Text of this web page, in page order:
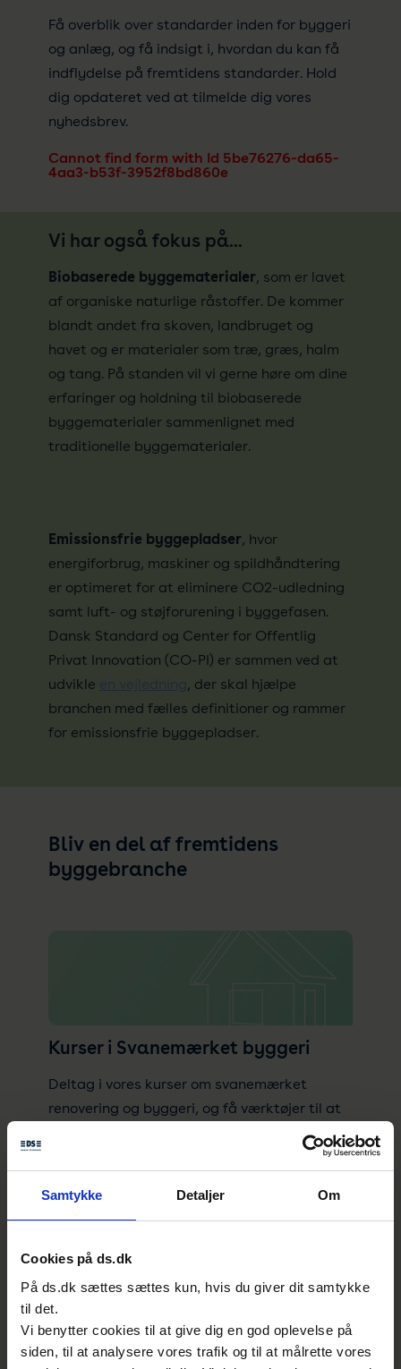
Samtykke Detaljer Om
Cookies på ds.dk
På ds.dk sættes sættes kun, hvis du giver dit samtykke
til det.
Vi benytter cookies til at give dig en god oplevelse på
siden, til at analysere vores trafik og til at målrette vores
Få overblik over standarder inden for byggeri
og anlæg, og få indsigt i, hvordan du kan få
indflydelse på fremtidens standarder. Hold
dig opdateret ved at tilmelde dig vores
nyhedsbrev.
Cannot find form with Id 5be76276-da65-
4aa3-b53f-3952f8bd860e
Vi har også fokus på...
Biobaserede byggematerialer, som er lavet
af organiske naturlige råstoffer. De kommer
blandt andet fra skoven, landbruget og
havet og er materialer som træ, græs, halm
og tang. På standen vil vi gerne høre om dine
erfaringer og holdning til biobaserede
byggematerialer sammenlignet med
traditionelle byggematerialer.
Emissionsfrie byggepladser, hvor
energiforbrug, maskiner og spildhåndtering
er optimeret for at eliminere CO2-udledning
samt luft- og støjforurening i byggefasen.
Dansk Standard og Center for Offentlig
Privat Innovation (CO-PI) er sammen ved at
udvikle
, der skal hjælpe
branchen med fælles definitioner og rammer
for emissionsfrie byggepladser.
Bliv en del af fremtidens
byggebranche
Kurser i Svanemærket byggeri
Deltag i vores kurser om svanemærket
renovering og byggeri, og få værktøjer til at
Den 28. marts kl. 10:00 - 11:30
Webinar om udvikling af